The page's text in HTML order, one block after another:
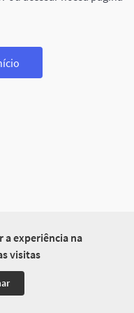
a experiência na
visitas